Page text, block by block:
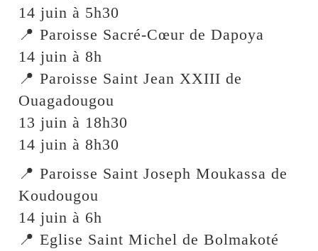
14 juin à 5h30
📍 Paroisse Sacré-Cœur de Dapoya
14 juin à 8h
📍 Paroisse Saint Jean XXIII de
Ouagadougou
13 juin à 18h30
14 juin à 8h30
📍 Paroisse Saint Joseph Moukassa de
Koudougou
14 juin à 6h
📍 Eglise Saint Michel de Bolmakoté